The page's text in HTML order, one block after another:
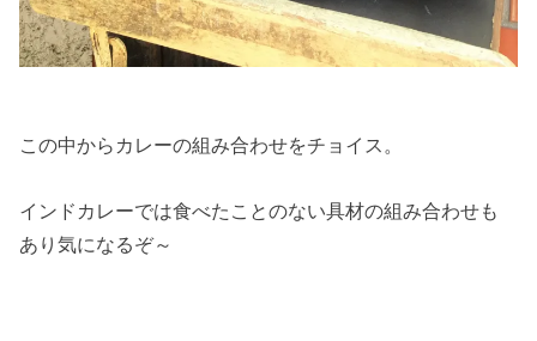
この中からカレーの組み合わせをチョイス。
インドカレーでは食べたことのない具材の組み合わせも
あり気になるぞ～